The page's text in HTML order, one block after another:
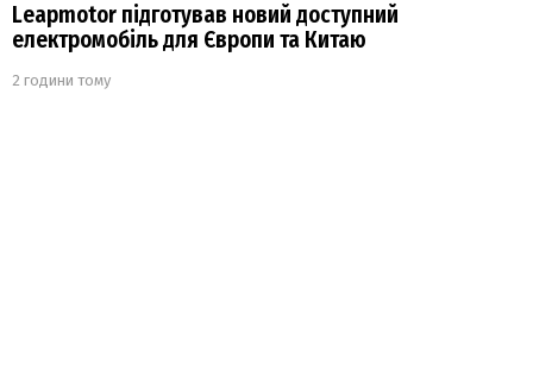
Leapmotor підготував новий доступний
електромобіль для Європи та Китаю
2 години тому